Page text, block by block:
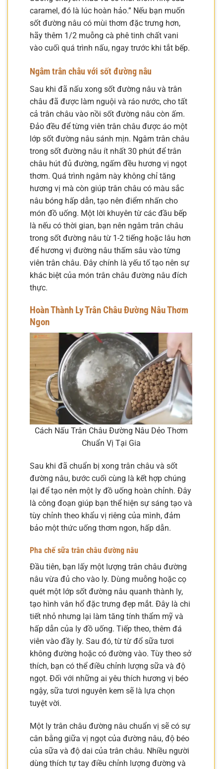
caramel, đó là lúc hoàn hảo.” Nếu bạn muốn
sốt đường nâu có mùi thơm đặc trưng hơn,
hãy thêm 1/2 muỗng cà phê tinh chất vani
vào cuối quá trình nấu, ngay trước khi tắt bếp.
Ngâm trân châu với sốt đường nâu
Sau khi đã nấu xong sốt đường nâu và trân
châu đã được làm nguội và ráo nước, cho tất
cả trân châu vào nồi sốt đường nâu còn ấm.
Đảo đều để từng viên trân châu được áo một
lớp sốt đường nâu sánh mịn. Ngâm trân châu
trong sốt đường nâu ít nhất 30 phút để trân
châu hút đủ đường, ngấm đều hương vị ngọt
thơm. Quá trình ngâm này không chỉ tăng
hương vị mà còn giúp trân châu có màu sắc
nâu bóng hấp dẫn, tạo nên điểm nhấn cho
món đồ uống. Một lời khuyên từ các đầu bếp
là nếu có thời gian, bạn nên ngâm trân châu
trong sốt đường nâu từ 1-2 tiếng hoặc lâu hơn
để hương vị đường nâu thấm sâu vào từng
viên trân châu. Đây chính là yếu tố tạo nên sự
khác biệt của món trân châu đường nâu đích
thực.
Hoàn Thành Ly Trân Châu Đường Nâu Thơm
Ngon
Cách Nấu Trân Châu Đường Nâu Dẻo Thơm
Chuẩn Vị Tại Gia
Sau khi đã chuẩn bị xong trân châu và sốt
đường nâu, bước cuối cùng là kết hợp chúng
lại để tạo nên một ly đồ uống hoàn chỉnh. Đây
là công đoạn giúp bạn thể hiện sự sáng tạo và
tùy chỉnh theo khẩu vị riêng của mình, đảm
bảo một thức uống thơm ngon, hấp dẫn.
Pha chế sữa trân châu đường nâu
Đầu tiên, bạn lấy một lượng trân châu đường
nâu vừa đủ cho vào ly. Dùng muỗng hoặc cọ
quét một lớp sốt đường nâu quanh thành ly,
tạo hình vân hổ đặc trưng đẹp mắt. Đây là chi
tiết nhỏ nhưng lại làm tăng tính thẩm mỹ và
hấp dẫn của ly đồ uống. Tiếp theo, thêm đá
viên vào đầy ly. Sau đó, từ từ đổ sữa tươi
không đường hoặc có đường vào. Tùy theo sở
thích, bạn có thể điều chỉnh lượng sữa và độ
ngọt. Đối với những ai yêu thích hương vị béo
ngậy, sữa tươi nguyên kem sẽ là lựa chọn
tuyệt vời.
Một ly trân châu đường nâu chuẩn vị sẽ có sự
cân bằng giữa vị ngọt của đường nâu, độ béo
của sữa và độ dai của trân châu. Nhiều người
dùng thích tự tay điều chỉnh lượng đường và